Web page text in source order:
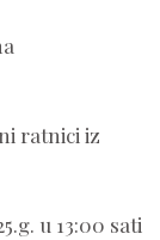
ratnici iz
u 13:00 sati